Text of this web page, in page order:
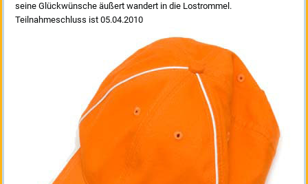
seine Glückwünsche äußert wandert in die Lostrommel.
Teilnahmeschluss ist 05.04.2010